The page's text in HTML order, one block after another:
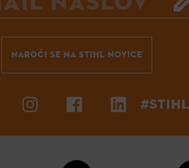
NAROČI SE NA STIHL NOVICE
#STIHL